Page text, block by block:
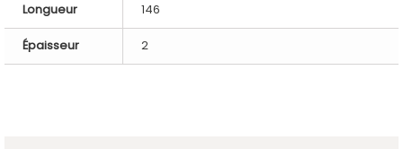
Longueur 146
Épaisseur 2